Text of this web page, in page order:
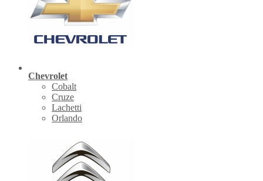
Chevrolet
Cobalt
Cruze
Lachetti
Orlando